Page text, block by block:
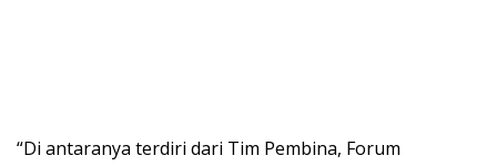
“Di antaranya terdiri dari Tim Pembina, Forum